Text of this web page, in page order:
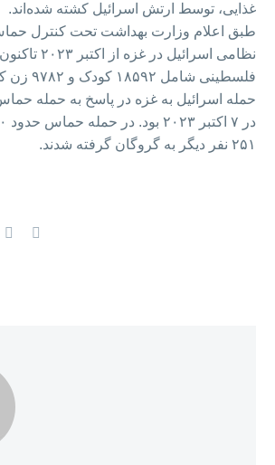
غذایی، توسط ارتش اسرائیل کشته شده‌اند.
طبق اعلام وزارت بهداشت تحت کنترل
فلسطینی شامل ۱۸۵۹۲ کودک و ۹۷۸۲ زن کشته شده‌اند.
حمله اسرائیل به غزه در پاسخ به حمله
۲۵۱ نفر دیگر به گروگان گرفته شدند.